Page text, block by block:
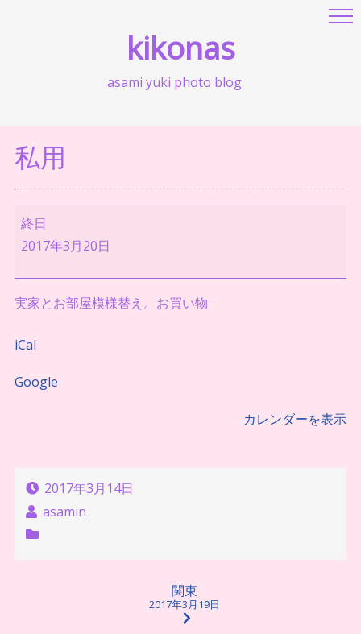
kikonas
asami yuki photo blog
私用
私
用
終日
2017年3月20日
実家とお部屋模様替え。お買い物
iCal
Google
カレンダーを表示
2017年3月14日
asamin
関東
2017年3月19日